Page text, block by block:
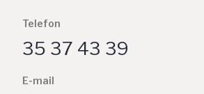
Telefon
35 37 43 39
E-mail